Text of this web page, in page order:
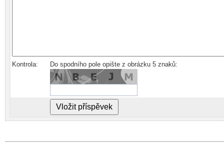
Kontrola: Do spodního pole opište z obrázku 5 znaků: